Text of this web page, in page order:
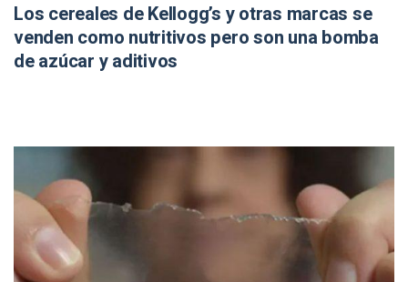
Los cereales de Kellogg’s y otras marcas se
venden como nutritivos pero son una bomba
de azúcar y aditivos